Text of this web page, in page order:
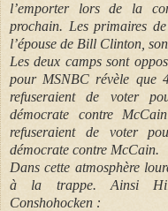
l’emporter lors de la
prochain. Les primaires
l’épouse de Bill Clinton,
Les deux camps sont
pour MSNBC révèle que
refuseraient de voter
démocrate contre
refuseraient de voter
démocrate contre McCain.
Dans cette atmosphère
à la trappe. Ainsi
Conshohocken :